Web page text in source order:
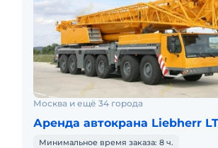
Москва и ещё 34 города
Аренда автокрана Liebherr
Минимальное время заказа: 8 ч.